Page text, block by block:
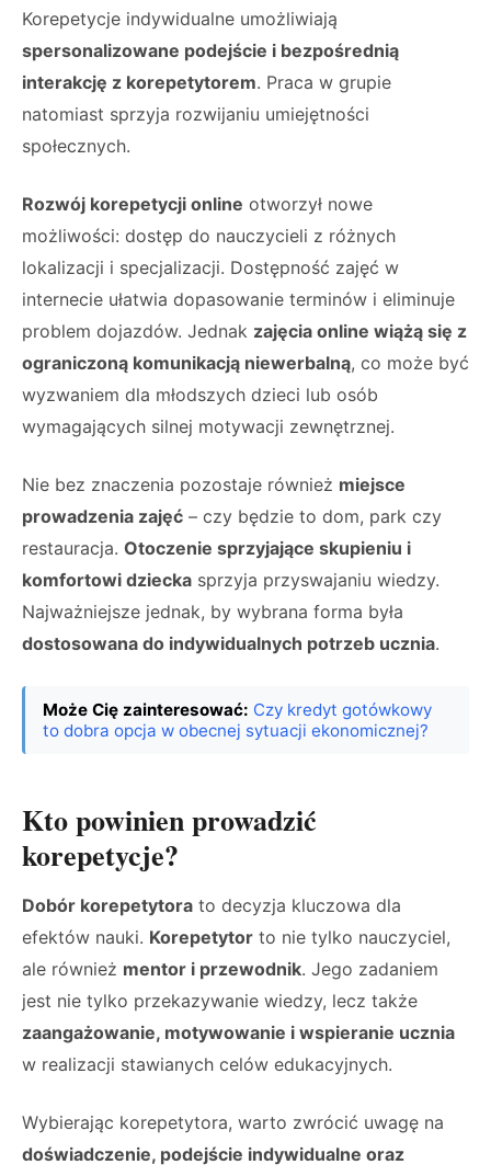
Korepetycje indywidualne umożliwiają
spersonalizowane podejście i bezpośrednią
interakcję z korepetytorem. Praca w grupie
natomiast sprzyja rozwijaniu umiejętności
społecznych.
Rozwój korepetycji online otworzył nowe
możliwości: dostęp do nauczycieli z różnych
lokalizacji i specjalizacji. Dostępność zajęć w
internecie ułatwia dopasowanie terminów i eliminuje
problem dojazdów. Jednak zajęcia online wiążą się z
ograniczoną komunikacją niewerbalną, co może być
wyzwaniem dla młodszych dzieci lub osób
wymagających silnej motywacji zewnętrznej.
Nie bez znaczenia pozostaje również miejsce
prowadzenia zajęć – czy będzie to dom, park czy
restauracja. Otoczenie sprzyjające skupieniu i
komfortowi dziecka sprzyja przyswajaniu wiedzy.
Najważniejsze jednak, by wybrana forma była
dostosowana do indywidualnych potrzeb ucznia.
Może Cię zainteresować: Czy kredyt gotówkowy
to dobra opcja w obecnej sytuacji ekonomicznej?
Kto powinien prowadzić
korepetycje?
Dobór korepetytora to decyzja kluczowa dla
efektów nauki. Korepetytor to nie tylko nauczyciel,
ale również mentor i przewodnik. Jego zadaniem
jest nie tylko przekazywanie wiedzy, lecz także
zaangażowanie, motywowanie i wspieranie ucznia
w realizacji stawianych celów edukacyjnych.
Wybierając korepetytora, warto zwrócić uwagę na
doświadczenie, podejście indywidualne oraz